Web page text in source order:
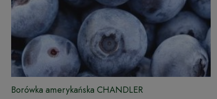
Borówka amerykańska CHANDLER